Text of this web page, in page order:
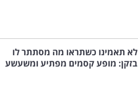
לא תאמינו כשתראו מה מסתתר לו
בזקן: מופע קסמים מפתיע ומשעשע